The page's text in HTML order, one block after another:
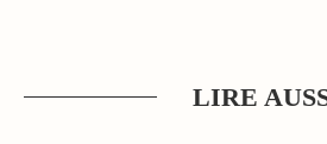
LIRE